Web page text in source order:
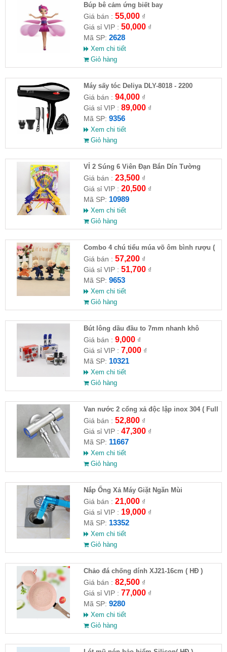
​Búp bê cảm ứng biết bay
Giá bán : 55,000₫
Giá sỉ VIP : 50,000₫
Mã SP: 2628
Xem chi tiết
Giỏ hàng
Máy sấy tóc Deliya DLY-8018 - 2200
Giá bán : 94,000₫
Giá sỉ VIP : 89,000₫
Mã SP: 9356
Xem chi tiết
Giỏ hàng
VỈ 2 Súng 6 Viên Đạn Bắn Dín Tường
Giá bán : 23,500₫
Giá sỉ VIP : 20,500₫
Mã SP: 10989
Xem chi tiết
Giỏ hàng
Combo 4 chú tiểu múa võ ôm bình rượu (
HĐ )
Giá bán : 57,200₫
Giá sỉ VIP : 51,700₫
Mã SP: 9653
Xem chi tiết
Giỏ hàng
Bút lông dầu đầu to 7mm nhanh khô
Giá bán : 9,000₫
Giá sỉ VIP : 7,000₫
Mã SP: 10321
Xem chi tiết
Giỏ hàng
Van nước 2 cổng xả độc lập inox 304 ( Full
VAT )
Giá bán : 52,800₫
Giá sỉ VIP : 47,300₫
Mã SP: 11667
Xem chi tiết
Giỏ hàng
Nắp Ống Xả Máy Giặt Ngăn Mùi
Giá bán : 21,000₫
Giá sỉ VIP : 19,000₫
Mã SP: 13352
Xem chi tiết
Giỏ hàng
Chảo đá chống dính XJ21-16cm ( HĐ )
Giá bán : 82,500₫
Giá sỉ VIP : 77,000₫
Mã SP: 9280
Xem chi tiết
Giỏ hàng